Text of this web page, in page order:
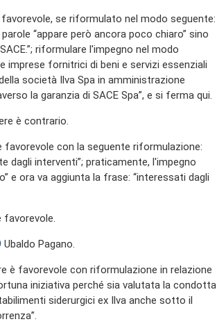
favorevole, se riformulato nel modo seguente:
“appare però ancora poco chiaro” sino
riformulare l'impegno nel modo
imprese fornitrici di beni e servizi essenziali
società Ilva Spa in amministrazione
la garanzia di SACE Spa”, e si ferma qui.
è contrario.
favorevole con la seguente riformulazione:
dagli interventi”; praticamente, l'impegno
e ora va aggiunta la frase: “interessati dagli
favorevole.
Ubaldo Pagano.
è favorevole con riformulazione in relazione
iniziativa perché sia valutata la condotta
siderurgici ex Ilva anche sotto il